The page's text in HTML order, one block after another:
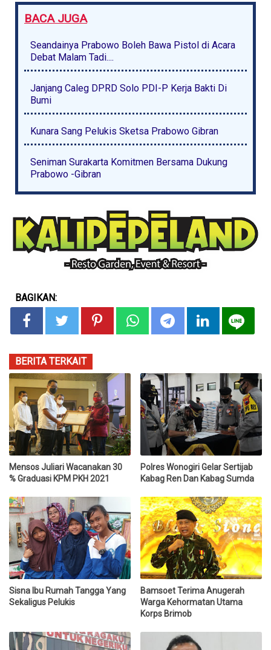
BACA JUGA
Seandainya Prabowo Boleh Bawa Pistol di Acara
Debat Malam Tadi....
Janjang Caleg DPRD Solo PDI-P Kerja Bakti Di
Bumi
Kunara Sang Pelukis Sketsa Prabowo Gibran
Seniman Surakarta Komitmen Bersama Dukung
Prabowo -Gibran
BAGIKAN:
BERITA TERKAIT
Mensos Juliari Wacanakan 30
% Graduasi KPM PKH 2021
Polres Wonogiri Gelar Sertijab
Kabag Ren Dan Kabag Sumda
Sisna Ibu Rumah Tangga Yang
Sekaligus Pelukis
Bamsoet Terima Anugerah
Warga Kehormatan Utama
Korps Brimob